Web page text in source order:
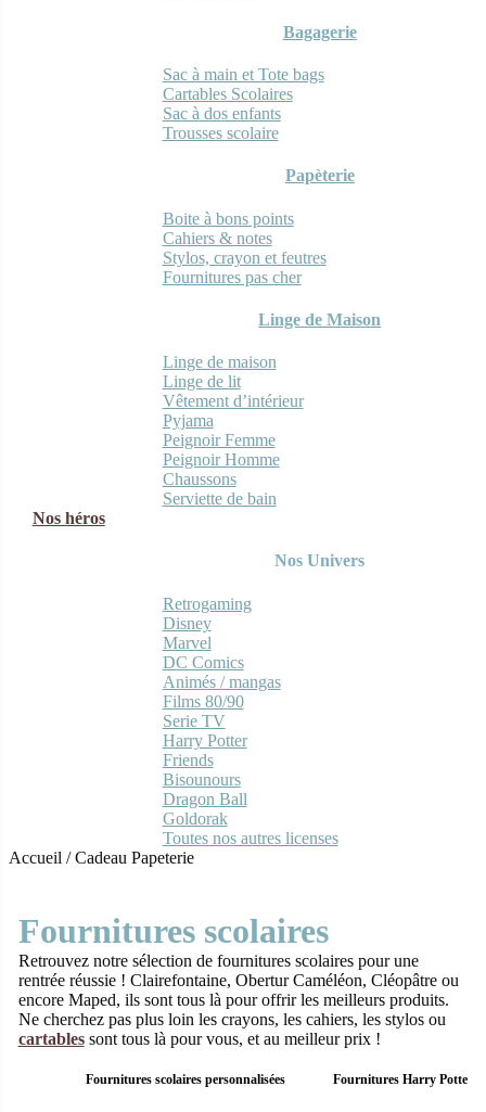
Bagagerie
Sac à main et Tote bags
Cartables Scolaires
Sac à dos enfants
Trousses scolaire
Papèterie
Boite à bons points
Cahiers & notes
Stylos, crayon et feutres
Fournitures pas cher
Linge de Maison
Linge de maison
Linge de lit
Vêtement d’intérieur
Pyjama
Peignoir Femme
Peignoir Homme
Chaussons
Serviette de bain
Nos héros
Nos Univers
Retrogaming
Disney
Marvel
DC Comics
Animés / mangas
Films 80/90
Serie TV
Harry Potter
Friends
Bisounours
Dragon Ball
Goldorak
Toutes nos autres licenses
Accueil /Cadeau Papeterie
Fournitures scolaires
Retrouvez notre sélection de fournitures scolaires pour une
rentrée réussie ! Clairefontaine, Obertur Caméléon, Cléopâtre ou
encore Maped, ils sont tous là pour offrir les meilleurs produits.
Ne cherchez pas plus loin les crayons, les cahiers, les stylos ou
cartablessont tous là pour vous, et au meilleur prix !
Fournitures scolaires personnalisées Fournitures Harry Potter